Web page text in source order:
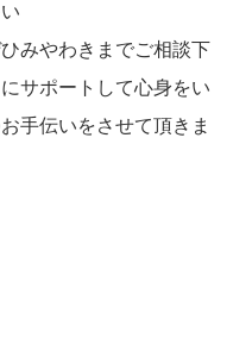
みやわきまでご相談下
サポートして心身をい
手伝いをさせて頂きま